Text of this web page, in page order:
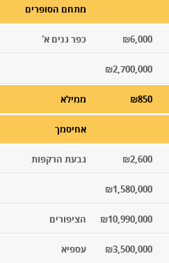
מתחם הסופרים
₪6,000 כפר גנים א'
₪2,700,000
₪850 ממילא
אחיסמך
₪2,600 גבעת הרקפות
₪1,580,000
₪10,990,000 הציפורים
₪3,500,000 עספיא